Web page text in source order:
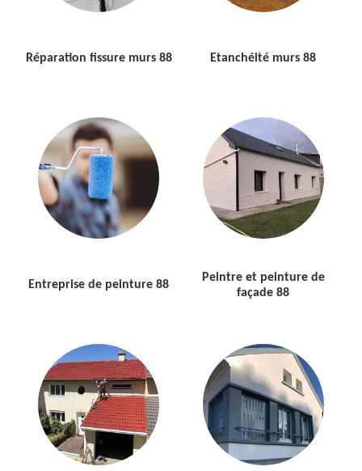
Réparation fissure murs 88 Etanchéité murs 88
Entreprise de peinture 88
Peintre et peinture de
façade 88